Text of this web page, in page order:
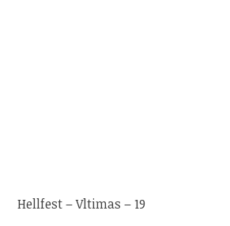
Hellfest – Vltimas – 19